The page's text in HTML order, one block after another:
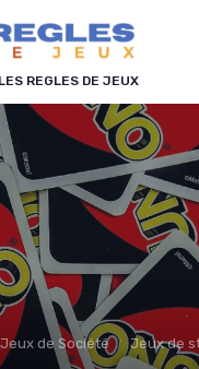
REGLES DE JEUX
Jeux de Société Jeux de